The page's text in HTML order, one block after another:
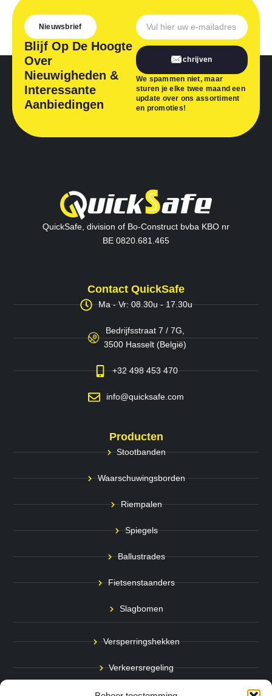
Nieuwsbrief
Blijf Op De Hoogte
Over
Nieuwigheden &
Interessante
Aanbiedingen
Inschrijven
We spammen niet, maar
sturen je elke twee maand een
update over ons assortiment
en promoties!
QuickSafe, division of Bo-Construct bvba KBO nr
BE 0820.681.465
Contact QuickSafe
Ma - Vr: 08.30u - 17.30u
Bedrijfsstraat 7 / 7G,
3500 Hasselt (België)
+32 498 453 470
info@quicksafe.com
Producten
Stootbanden
Waarschuwingsborden
Riempalen
Spiegels
Ballustrades
Fietsenstaanders
Slagbomen
Versperringshekken
Verkeersregeling
Stadspalen